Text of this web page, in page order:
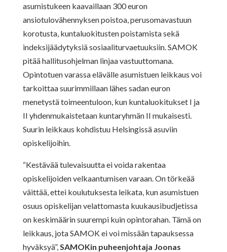
asumistukeen kaavaillaan 300 euron
ansiotulovähennyksen poistoa, perusomavastuun
korotusta, kuntaluokitusten poistamista sekä
indeksijäädytyksiä sosiaaliturvaetuuksiin. SAMOK
pitää hallitusohjelman linjaa vastuuttomana.
Opintotuen varassa elävälle asumistuen leikkaus voi
tarkoittaa suurimmillaan lähes sadan euron
menetystä toimeentuloon, kun kuntaluokitukset I ja
II yhdenmukaistetaan kuntaryhmän II mukaisesti.
Suurin leikkaus kohdistuu Helsingissä asuviin
opiskelijoihin.
“Kestävää tulevaisuutta ei voida rakentaa
opiskelijoiden velkaantumisen varaan. On törkeää
väittää, ettei koulutuksesta leikata, kun asumistuen
osuus opiskelijan velattomasta kuukausibudjetissa
on keskimäärin suurempi kuin opintorahan. Tämä on
leikkaus, jota SAMOK ei voi missään tapauksessa
hyväksyä”,SAMOKin puheenjohtaja Joonas